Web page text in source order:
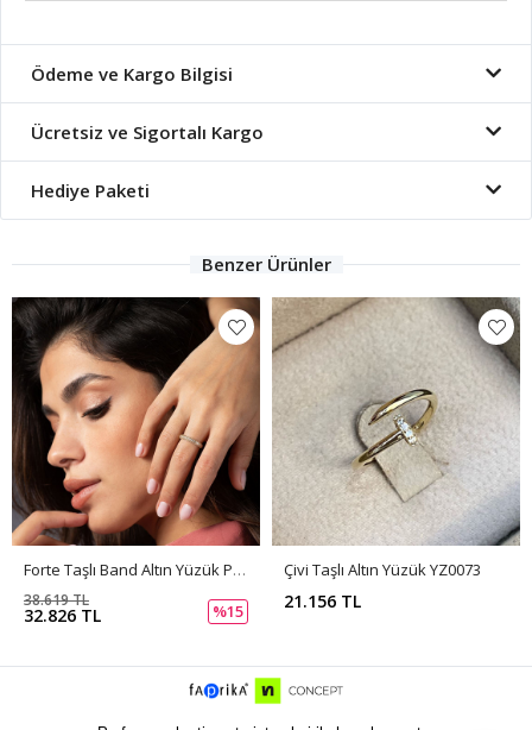
Ödeme ve Kargo Bilgisi
Ücretsiz ve Sigortalı Kargo
Hediye Paketi
Benzer Ürünler
Forte Taşlı Band Altın Yüzük PI0247
32.826 TL
38.619 TL
%15
Çivi Taşlı Altın Yüzük YZ0073
21.156 TL